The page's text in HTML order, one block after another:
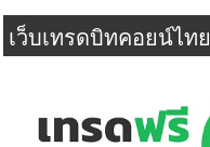
เว็บเทรดบิทคอยน์ไทย